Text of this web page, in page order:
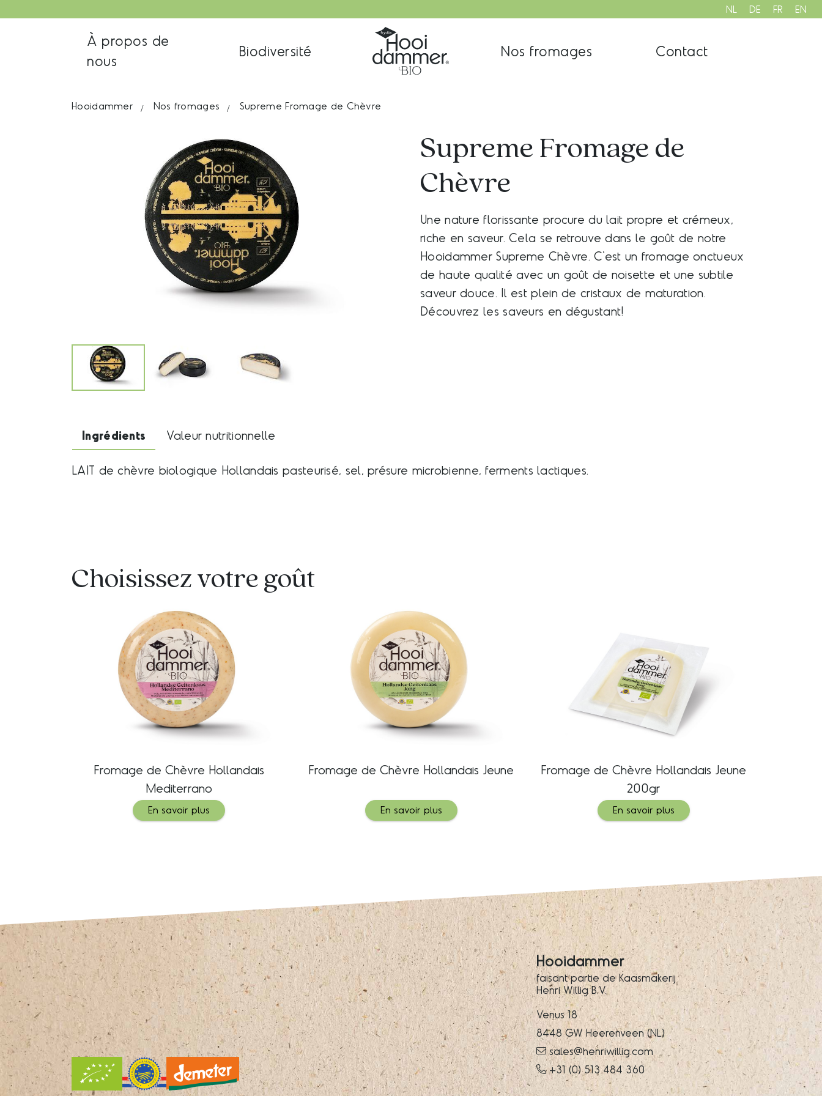
NL DE FR EN
À propos de
nous
Biodiversité Nos fromages Contact
Hooidammer Nos fromages Supreme Fromage de Chèvre
Supreme Fromage de
Chèvre
Une nature florissante procure du lait propre et crémeux,
riche en saveur. Cela se retrouve dans le goût de notre
Hooidammer Supreme Chèvre. C'est un fromage onctueux
de haute qualité avec un goût de noisette et une subtile
saveur douce. Il est plein de cristaux de maturation.
Découvrez les saveurs en dégustant!
Ingrédients Valeur nutritionnelle
LAIT de chèvre biologique Hollandais pasteurisé, sel, présure microbienne, ferments lactiques.
Choisissez votre goût
Fromage de Chèvre Hollandais
Mediterrano
En savoir plus
Fromage de Chèvre Hollandais Jeune
En savoir plus
Fromage de Chèvre Hollandais Jeune
200gr
En savoir plus
Hooidammer
faisant partie de Kaasmakerij
Henri Willig B.V.
Venus 18
8448 GW Heerenveen (NL)
sales@henriwillig.com
+31 (0) 513 484 360